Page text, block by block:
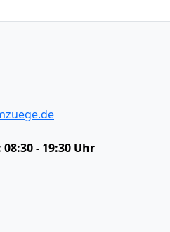
08:30 - 19:30 Uhr